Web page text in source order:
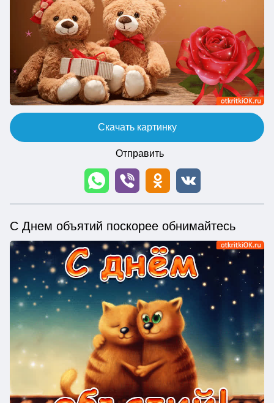
Скачать картинку
Отправить
С Днем объятий поскорее обнимайтесь